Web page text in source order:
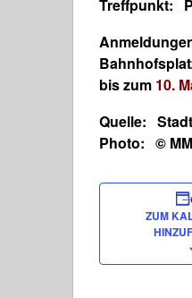
Treffpunkt:
bis zum 10.
Quelle:
Photo: ©
ZUM